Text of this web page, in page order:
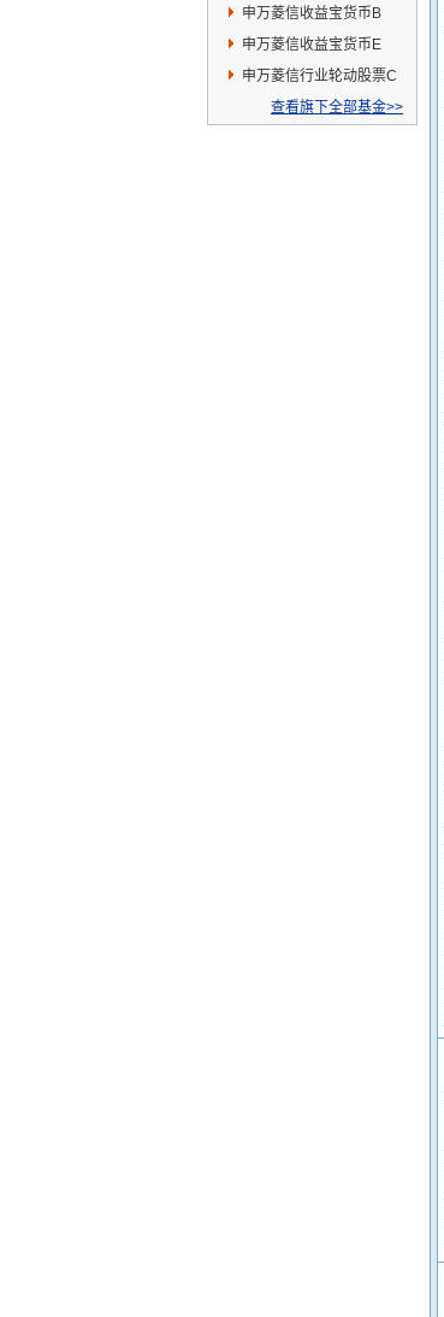
申万菱信收益宝货币B
申万菱信收益宝货币E
申万菱信行业轮动股票C
查看旗下全部基金>>